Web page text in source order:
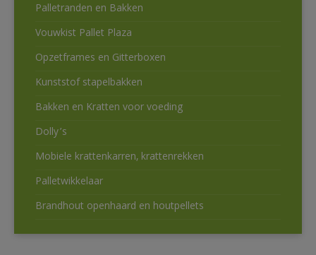
Palletranden en Bakken
Vouwkist Pallet Plaza
Opzetframes en Gitterboxen
Kunststof stapelbakken
Bakken en Kratten voor voeding
Dolly’s
Mobiele krattenkarren, krattenrekken
Palletwikkelaar
Brandhout openhaard en houtpellets